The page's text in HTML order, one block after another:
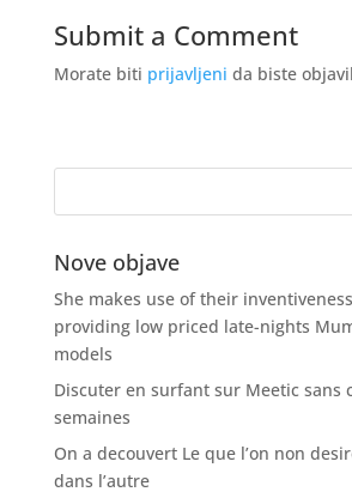
Submit a Comment
Morate biti prijavljeni da biste
Nove objave
She makes use of their
providing low priced late-nights
models
Discuter en surfant sur Meetic sans
semaines
On a decouvert Le que l’on non
dans l’autre